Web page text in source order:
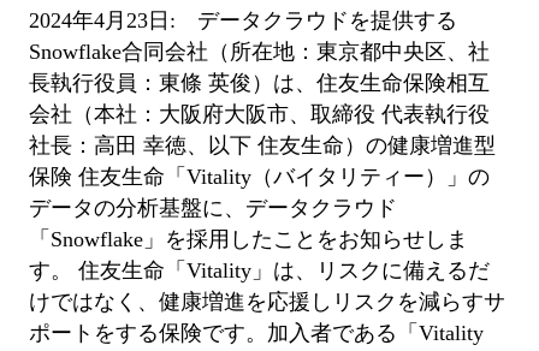
2024年4月23日: データクラウドを提供する
Snowflake合同会社（所在地：東京都中央区、社
長執行役員：東條 英俊）は、住友生命保険相互
会社（本社：大阪府大阪市、取締役 代表執行役
社長：高田 幸徳、以下 住友生命）の健康増進型
保険 住友生命「Vitality（バイタリティー）」の
データの分析基盤に、データクラウド
「Snowflake」を採用したことをお知らせしま
す。
住友生命「Vitality」は、リスクに備えるだ
けではなく、健康増進を応援しリスクを減らすサ
ポートをする保険です。加入者である「Vitality